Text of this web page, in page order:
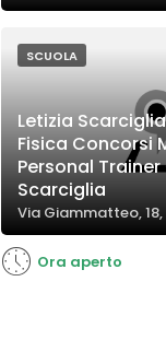
SCUOLA
Letizia
Fisica Concorsi
Personal
Scarciglia
Via Giammatteo, 18,
Ora aperto